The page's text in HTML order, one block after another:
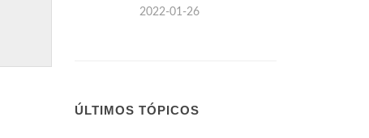
2022-01-26
ÚLTIMOS TÓPICOS